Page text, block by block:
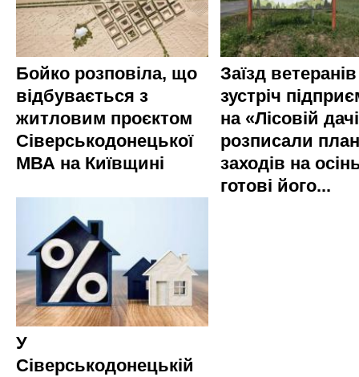
Бойко розповіла, що
відбувається з
житловим проєктом
Сіверськодонецької
МВА на Київщині
Заїзд
зустріч
на «Лісовій
розписали план
заходів на
готові його...
У
Сіверськодонецькій